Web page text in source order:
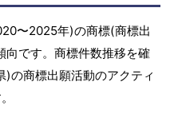
〜2025年)の商標(商標出
向です。商標件数推移を確
の商標出願活動のアクティ